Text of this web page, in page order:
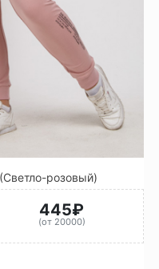
розовый)
445₽
(от 20000)